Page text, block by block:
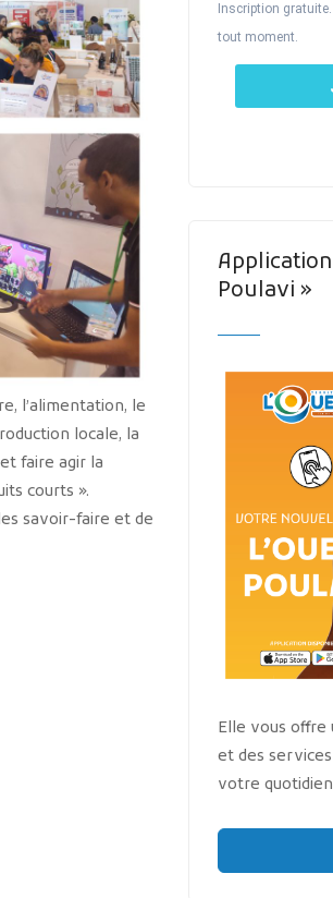
l’alimentation, le
locale, la
faire agir la
courts ».
savoir-faire et de
Inscription
tout moment.
Application
Poulavi »
Elle vous
et des
votre